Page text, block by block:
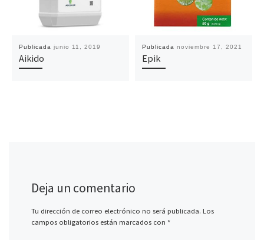
Publicada junio 11, 2019
Aikido
Publicada noviembre 17, 2021
Epik
Deja un comentario
Tu dirección de correo electrónico no será publicada. Los
campos obligatorios están marcados con *